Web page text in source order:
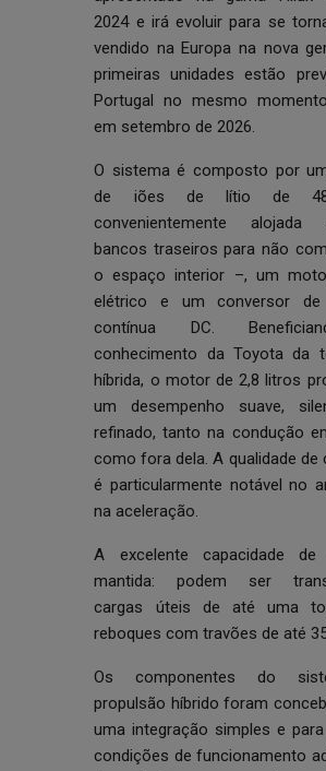
2024 e irá evoluir para se
vendido na Europa na nova
primeiras unidades estão
Portugal no mesmo
em setembro de 2026.
O sistema é composto por
de iões de lítio de
convenientemente
bancos traseiros para não
o espaço interior –, um
elétrico e um conversor de
contínua DC.
conhecimento da Toyota da
híbrida, o motor de 2,8 litros
um desempenho suave,
refinado, tanto na condução
como fora dela. A qualidade de
é particularmente notável no
na aceleração.
A excelente capacidade
mantida: podem ser
cargas úteis de até uma
reboques com travões de até
Os componentes do
propulsão híbrido foram
uma integração simples e
condições de funcionamento